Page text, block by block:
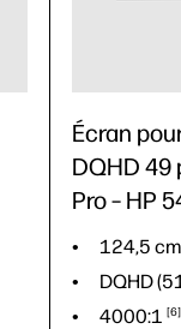
Écran
DQHD 49
Pro – HP
124,5
DQHD
4000:1
6